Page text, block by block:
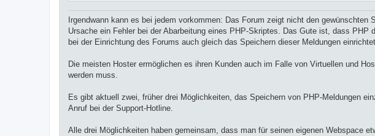
Irgendwann kann es bei jedem vorkommen: Das Forum zeigt nicht den
Ursache ein Fehler bei der Abarbeitung eines PHP-Skriptes. Das Gute ist, dass
bei der Einrichtung des Forums auch gleich das Speichern dieser Meldungen
Die meisten Hoster ermöglichen es ihren Kunden auch im Falle von Virtuellen und
werden muss.
Es gibt aktuell zwei, früher drei Möglichkeiten, das Speichern von PHP-Meldungen
Anruf bei der Support-Hotline.
Alle drei Möglichkeiten haben gemeinsam, dass man für seinen eigenen Webspace